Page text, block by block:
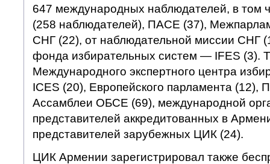
647 международных наблюдателей, в
(258 наблюдателей), ПАСЕ (37),
СНГ (22), от наблюдательной миссии СНГ
фонда избирательных систем — IFES (3).
Международного экспертного центра
ICES (20), Европейского парламента (12),
Ассамблеи ОБСЕ (69), международной
представителей аккредитованных в
представителей зарубежных ЦИК (24).
ЦИК Армении зарегистрировал также